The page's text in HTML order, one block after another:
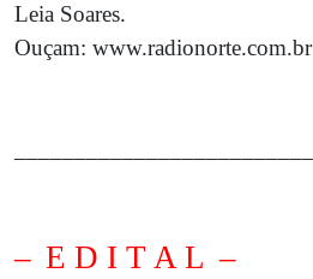
Leia Soares.
Ouçam: www.radionorte.com.br
– E D I T A L –